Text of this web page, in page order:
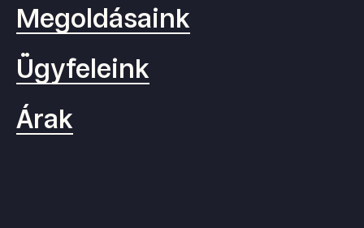
Megoldásaink
Ügyfeleink
Árak